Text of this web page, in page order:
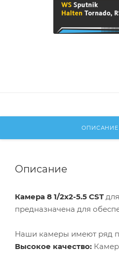
ОПИСАНИЕ
Описание
Камера 8 1/2x2-5.5 CST
предназначена для
Наши камеры имеют ряд
Высокое качество: